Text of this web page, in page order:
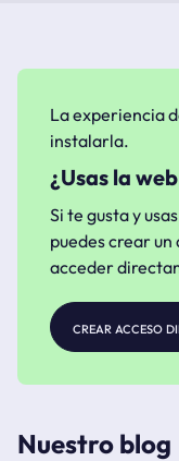
La experiencia
instalarla.
¿Usas la
Si te gusta y
puedes crear
acceder
crear acceso
Nuestro blog